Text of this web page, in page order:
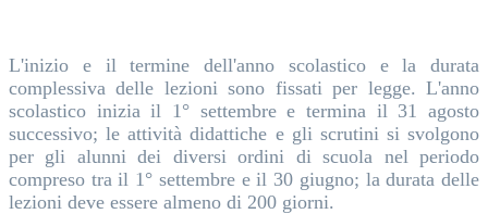
L'inizio e il termine dell'anno scolastico e la durata
complessiva delle lezioni sono fissati per legge. L'anno
scolastico inizia il 1° settembre e termina il 31 agosto
successivo; le attività didattiche e gli scrutini si svolgono
per gli alunni dei diversi ordini di scuola nel periodo
compreso tra il 1° settembre e il 30 giugno; la durata delle
lezioni deve essere almeno di 200 giorni.